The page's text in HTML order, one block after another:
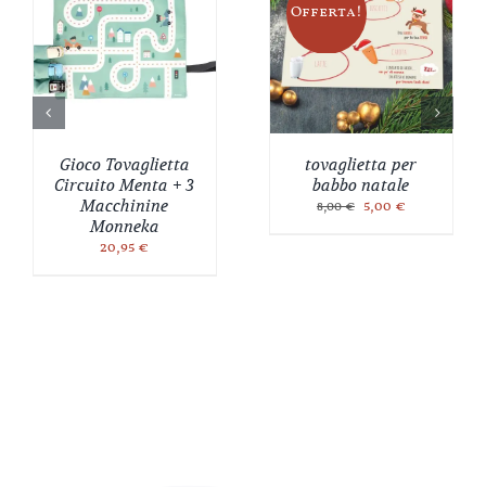
Gioco Tovaglietta
Circuito Menta + 3
Macchinine
Monneka
20,95 €
Offerta!
tovaglietta per
babbo natale
8,00€ Il
5,00 €Il